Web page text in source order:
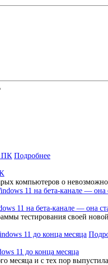
Подробнее
компьютеров о
11 на бета-канале — она
тестирования своей
11 до конца месяца
месяца и с тех пор